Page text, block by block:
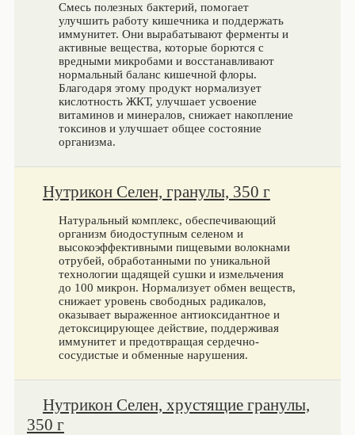
Смесь полезных бактерий, помогает
улучшить работу кишечника и поддержать
иммунитет. Они вырабатывают ферменты и
активные вещества, которые борются с
вредными микробами и восстанавливают
нормальный баланс кишечной флоры.
Благодаря этому продукт нормализует
кислотность ЖКТ, улучшает усвоение
витаминов и минералов, снижает накопление
токсинов и улучшает общее состояние
организма.
Нутрикон Селен, гранулы, 350 г
Натуральный комплекс, обеспечивающий
организм биодоступным селеном и
высокоэффективными пищевыми волокнами
отрубей, обработанными по уникальной
технологии щадящей сушки и измельчения
до 100 микрон. Нормализует обмен веществ,
снижает уровень свободных радикалов,
оказывает выраженное антиоксидантное и
детоксицирующее действие, поддерживая
иммунитет и предотвращая сердечно-
сосудистые и обменные нарушения.
Нутрикон Селен, хрустящие гранулы,
350 г